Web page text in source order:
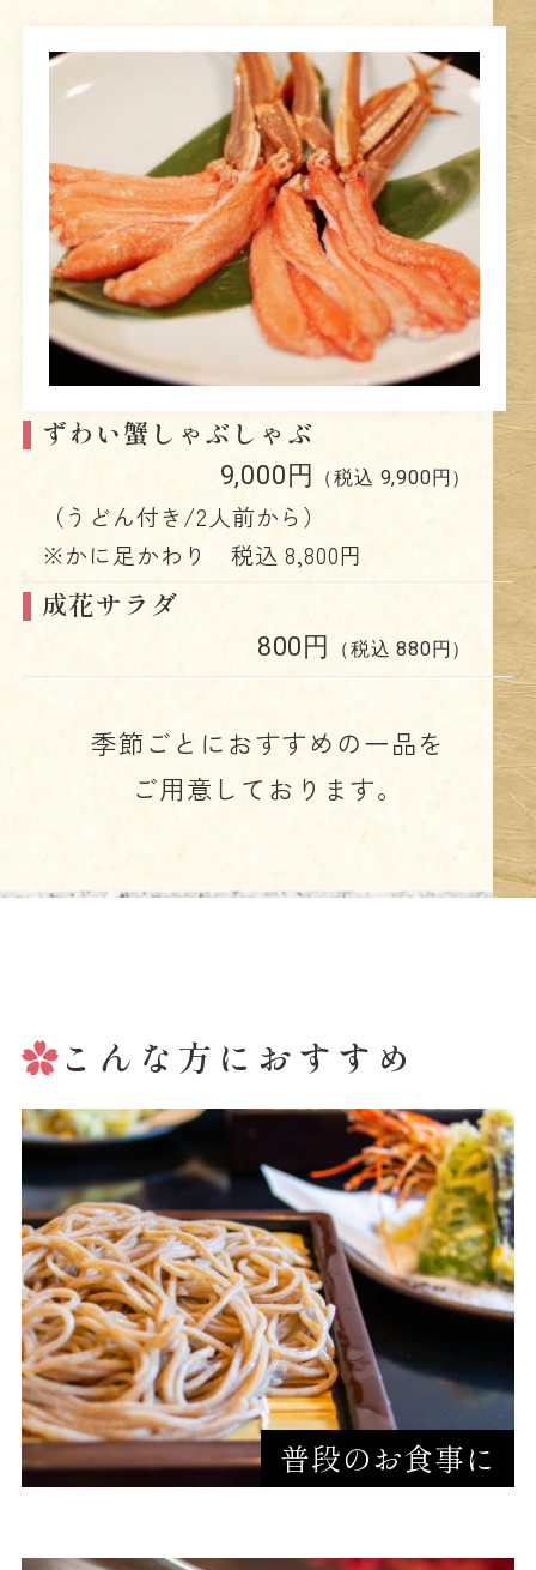
ずわい蟹しゃぶしゃぶ
9,000円 （税込 9,900円）
（うどん付き/2人前から）
※かに足かわり 税込 8,800円
成花サラダ
800円 （税込 880円）
季節ごとにおすすめの一品を
ご用意しております。
普段のお食事に
こんな方におすすめ